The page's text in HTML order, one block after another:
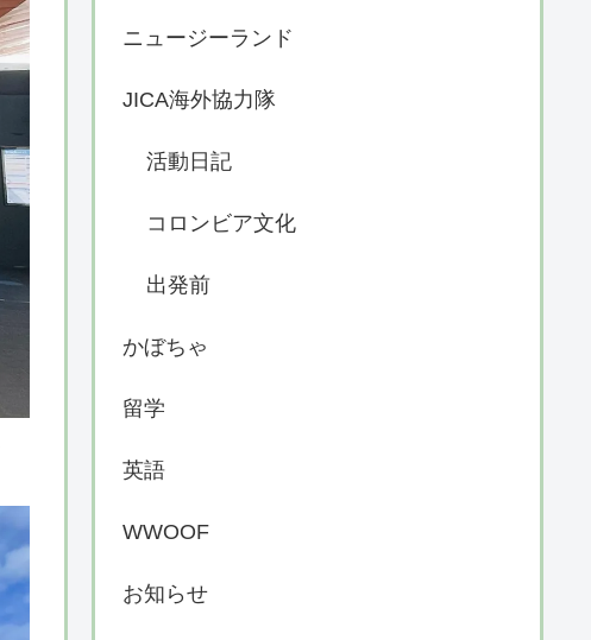
ニュージーランド
JICA海外協力隊
活動日記
コロンビア文化
出発前
かぼちゃ
留学
英語
WWOOF
お知らせ